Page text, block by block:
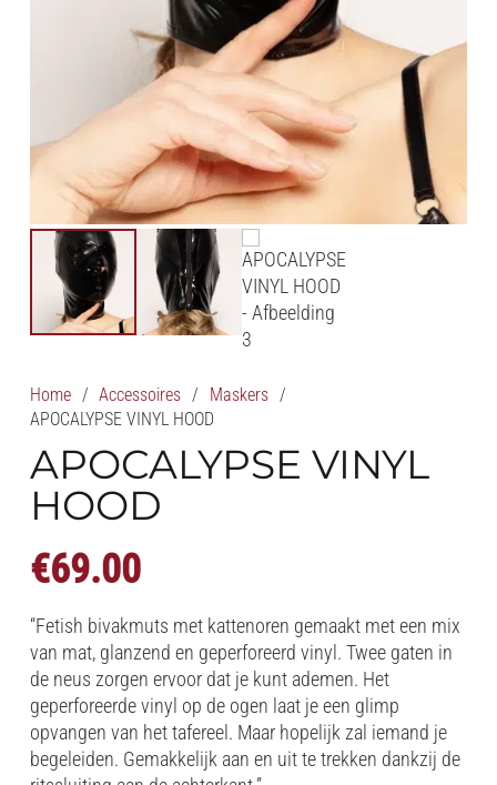
Home / Accessoires / Maskers /
APOCALYPSE VINYL HOOD
APOCALYPSE VINYL
HOOD
€69.00
“Fetish bivakmuts met kattenoren gemaakt met een mix
van mat, glanzend en geperforeerd vinyl. Twee gaten in
de neus zorgen ervoor dat je kunt ademen. Het
geperforeerde vinyl op de ogen laat je een glimp
opvangen van het tafereel. Maar hopelijk zal iemand je
begeleiden. Gemakkelijk aan en uit te trekken dankzij de